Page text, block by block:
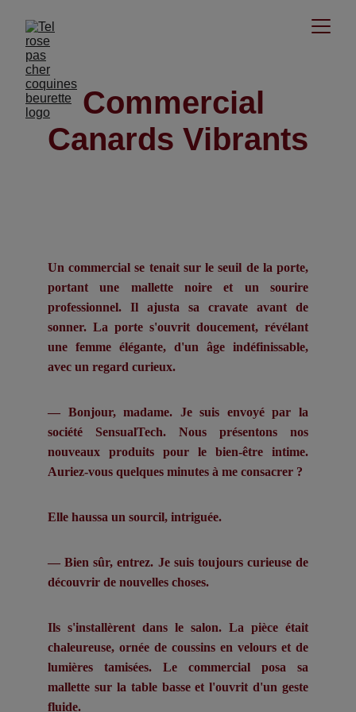
Un commercial se tenait sur le seuil de la porte,
portant une mallette noire et un sourire
professionnel. Il ajusta sa cravate avant de
sonner. La porte s'ouvrit doucement, révélant
une femme élégante, d'un âge indéfinissable,
avec un regard curieux.
— Bonjour, madame. Je suis envoyé par la
société SensualTech. Nous présentons nos
nouveaux produits pour le bien-être intime.
Auriez-vous quelques minutes à me consacrer ?
Elle haussa un sourcil, intriguée.
— Bien sûr, entrez. Je suis toujours curieuse de
découvrir de nouvelles choses.
Ils s'installèrent dans le salon. La pièce était
chaleureuse, ornée de coussins en velours et de
lumières tamisées. Le commercial posa sa
mallette sur la table basse et l'ouvrit d'un geste
fluide.
Commercial
Canards Vibrants